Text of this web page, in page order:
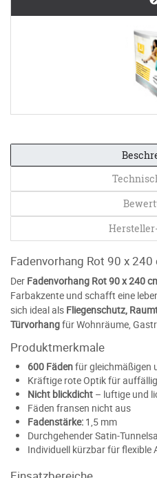
Fadenvorhang Rot 90 x
Der Fadenvorhang Rot 90 x 240
Farbakzente und schafft eine
sich ideal als Fliegenschutz,
Türvorhangfür Wohnräume,
Produktmerkmale
600 Fädenfür gleichmäßigen
Kräftige rote Optik für
Nicht blickdicht – luftige und
Fäden fransen nicht aus
Fadenstärke: 1,5 mm
Durchgehender Satin-
Individuell kürzbar für flexible